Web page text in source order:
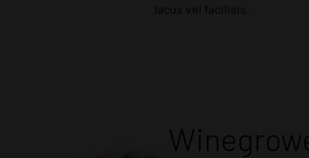
lacus vel facilisis.